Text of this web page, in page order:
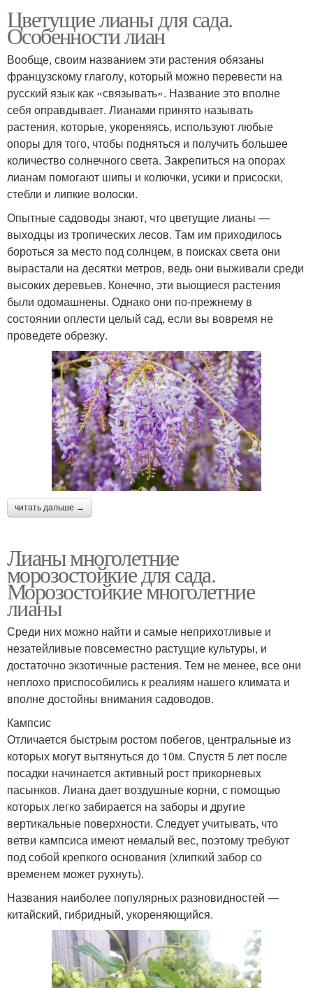
Цветущие лианы для сада.
Особенности лиан
Вообще, своим названием эти растения обязаны
французскому глаголу, который можно перевести на
русский язык как «связывать». Название это вполне
себя оправдывает. Лианами принято называть
растения, которые, укореняясь, используют любые
опоры для того, чтобы подняться и получить большее
количество солнечного света. Закрепиться на опорах
лианам помогают шипы и колючки, усики и присоски,
стебли и липкие волоски.
Опытные садоводы знают, что цветущие лианы —
выходцы из тропических лесов. Там им приходилось
бороться за место под солнцем, в поисках света они
вырастали на десятки метров, ведь они выживали среди
высоких деревьев. Конечно, эти вьющиеся растения
были одомашнены. Однако они по-прежнему в
состоянии оплести целый сад, если вы вовремя не
проведете обрезку.
читать дальше →
Лианы многолетние
морозостойкие для сада.
Морозостойкие многолетние
лианы
Среди них можно найти и самые неприхотливые и
незатейливые повсеместно растущие культуры, и
достаточно экзотичные растения. Тем не менее, все они
неплохо приспособились к реалиям нашего климата и
вполне достойны внимания садоводов.
Кампсис
Отличается быстрым ростом побегов, центральные из
которых могут вытянуться до 10м. Спустя 5 лет после
посадки начинается активный рост прикорневых
пасынков. Лиана дает воздушные корни, с помощью
которых легко забирается на заборы и другие
вертикальные поверхности. Следует учитывать, что
ветви кампсиса имеют немалый вес, поэтому требуют
под собой крепкого основания (хлипкий забор со
временем может рухнуть).
Названия наиболее популярных разновидностей —
китайский, гибридный, укореняющийся.